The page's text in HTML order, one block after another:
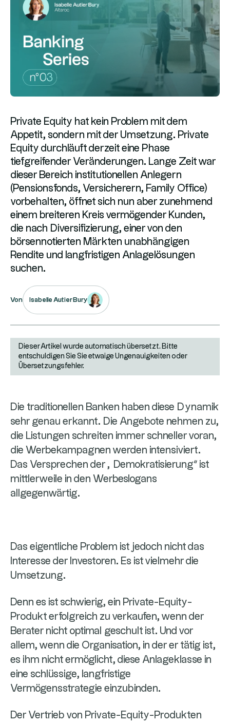
Private Equity hat kein Problem mit dem
Appetit, sondern mit der Umsetzung. Private
Equity durchläuft derzeit eine Phase
tiefgreifender Veränderungen. Lange Zeit war
dieser Bereich institutionellen Anlegern
(Pensionsfonds, Versicherern, Family Office)
vorbehalten, öffnet sich nun aber zunehmend
einem breiteren Kreis vermögender Kunden,
die nach Diversifizierung, einer von den
börsennotierten Märkten unabhängigen
Rendite und langfristigen Anlagelösungen
suchen.
Von Isabelle Autier Bury
Dieser Artikel wurde automatisch übersetzt. Bitte
entschuldigen Sie Sie etwaige Ungenauigkeiten oder
Übersetzungsfehler.
Die traditionellen Banken haben diese Dynamik
sehr genau erkannt. Die Angebote nehmen zu,
die Listungen schreiten immer schneller voran,
die Werbekampagnen werden intensiviert.
Das Versprechen der „Demokratisierung“ ist
mittlerweile in den Werbeslogans
allgegenwärtig.
Das eigentliche Problem ist jedoch nicht das
Interesse der Investoren. Es ist vielmehr die
Umsetzung.
Denn es ist schwierig, ein Private-Equity-
Produkt erfolgreich zu verkaufen, wenn der
Berater nicht optimal geschult ist. Und vor
allem, wenn die Organisation, in der er tätig ist,
es ihm nicht ermöglicht, diese Anlageklasse in
eine schlüssige, langfristige
Vermögensstrategie einzubinden.
Der Vertrieb von Private-Equity-Produkten